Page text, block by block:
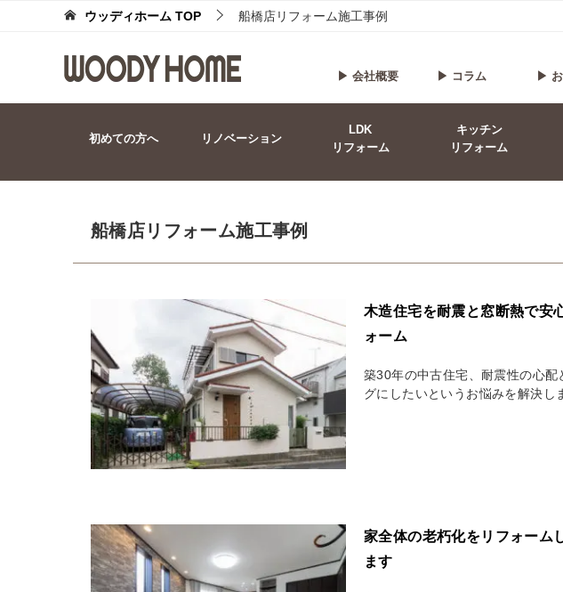
ウッディホーム TOP 船橋店リフォーム施工事例
▶ 会社概要 ▶ コラム ▶
初めての方へ リノベーション
LDK
リフォーム
キッチン
リフォーム
船橋店リフォーム施工事例
木造住宅を耐震と窓断熱で安
ォーム
築30年の中古住宅、耐震性の心
グにしたいというお悩みを解決し
家全体の老朽化をリフォーム
ます